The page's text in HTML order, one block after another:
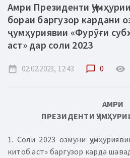
Амри Президенти
бораи баргузор кардани
ҷумҳуриявии «Фурӯғи
аст» дар соли 2023
date_range 02.02.2023, 12:43 chat_bubble_outline 0 remove_red_eye
АМРИ
ПРЕЗИДЕНТИ
1. Соли 2023 озмуни
китоб аст» баргузор карда